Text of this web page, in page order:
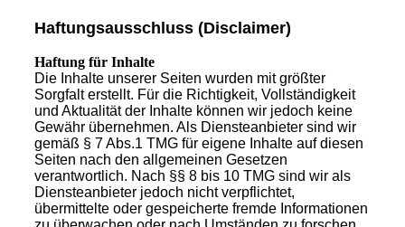
Haftungsausschluss (Disclaimer)
Haftung für Inhalte
Die Inhalte unserer Seiten wurden mit größter
Sorgfalt erstellt. Für die Richtigkeit, Vollständigkeit
und Aktualität der Inhalte können wir jedoch keine
Gewähr übernehmen. Als Diensteanbieter sind wir
gemäß § 7 Abs.1 TMG für eigene Inhalte auf diesen
Seiten nach den allgemeinen Gesetzen
verantwortlich. Nach §§ 8 bis 10 TMG sind wir als
Diensteanbieter jedoch nicht verpflichtet,
übermittelte oder gespeicherte fremde Informationen